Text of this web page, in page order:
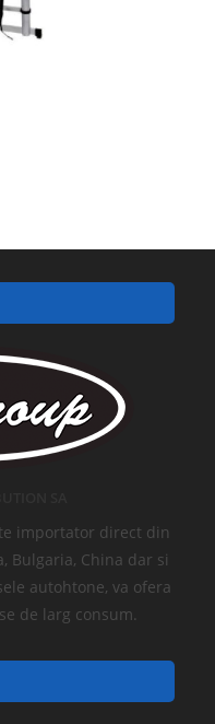
importator direct din
Bulgaria, China dar si
autohtone, va ofera
de larg consum.